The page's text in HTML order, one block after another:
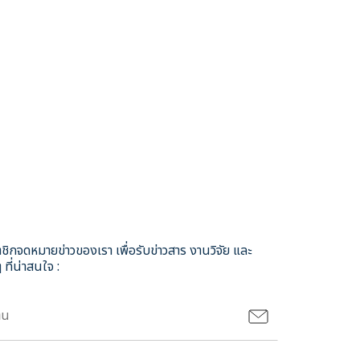
จดหมายข่าวของเรา เพื่อรับข่าวสาร งานวิจัย และ
น่าสนใจ :